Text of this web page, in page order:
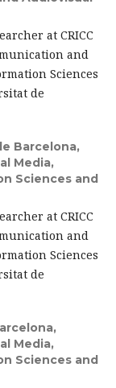
at CRICC
and
Sciences
de
Barcelona,
Media,
Sciences and
at CRICC
and
Sciences
de
Media,
Sciences and